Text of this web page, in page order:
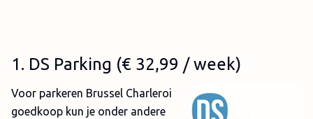
1. DS Parking (€ 32,99 / week)
Voor parkeren Brussel Charleroi
goedkoop kun je onder andere